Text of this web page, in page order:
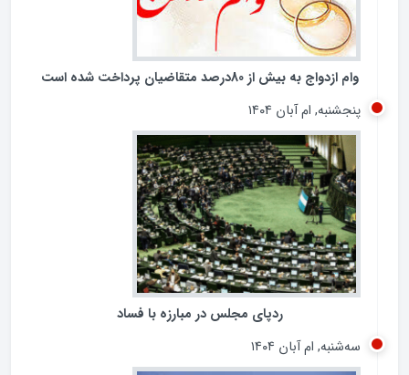
وام ازدواج به بیش از 80درصد متقاضیان پرداخت شده است
پنجشنبه, ام آبان ۱۴۰۴
ردپای مجلس در مبارزه با فساد
سه‌شنبه, ام آبان ۱۴۰۴